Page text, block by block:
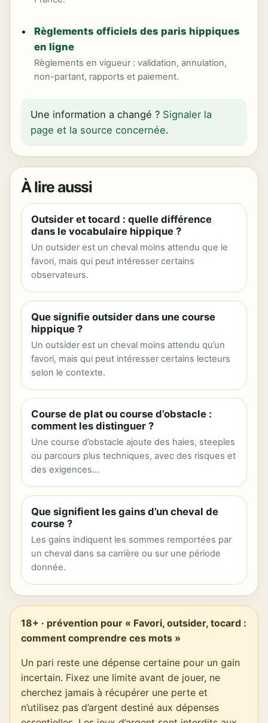
Règlements officiels des paris hippiques
en ligne
Règlements en vigueur : validation, annulation,
non-partant, rapports et paiement.
Une information a changé ? Signaler la
page et la source concernée.
À lire aussi
Outsider et tocard : quelle différence
dans le vocabulaire hippique ?
Un outsider est un cheval moins attendu que le
favori, mais qui peut intéresser certains
observateurs.
Que signifie outsider dans une course
hippique ?
Un outsider est un cheval moins attendu qu’un
favori, mais qui peut intéresser certains lecteurs
selon le contexte.
Course de plat ou course d’obstacle :
comment les distinguer ?
Une course d’obstacle ajoute des haies, steeples
ou parcours plus techniques, avec des risques et
des exigences…
Que signifient les gains d’un cheval de
course ?
Les gains indiquent les sommes remportées par
un cheval dans sa carrière ou sur une période
donnée.
18+ · prévention pour « Favori, outsider, tocard :
comment comprendre ces mots »
Un pari reste une dépense certaine pour un gain
incertain. Fixez une limite avant de jouer, ne
cherchez jamais à récupérer une perte et
n’utilisez pas d’argent destiné aux dépenses